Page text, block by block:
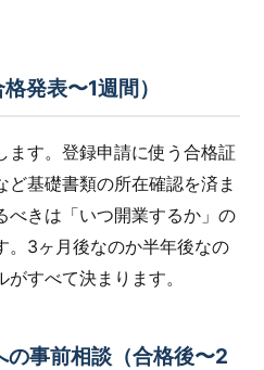
発表〜1週間）
ます。登録申請に使う合格証
基礎書類の所在確認を済ま
べきは「いつ開業するか」の
。3ヶ月後なのか半年後なの
すべて決まります。
事前相談（合格後〜2